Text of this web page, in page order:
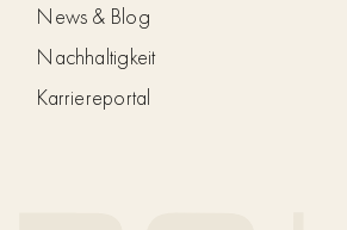
News & Blog
Nachhaltigkeit
Karriereportal